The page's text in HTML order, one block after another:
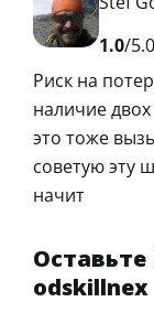
1.0/5.0
Риск на
наличие
это тоже
советую эту
начит
Оставьте
odskillnex